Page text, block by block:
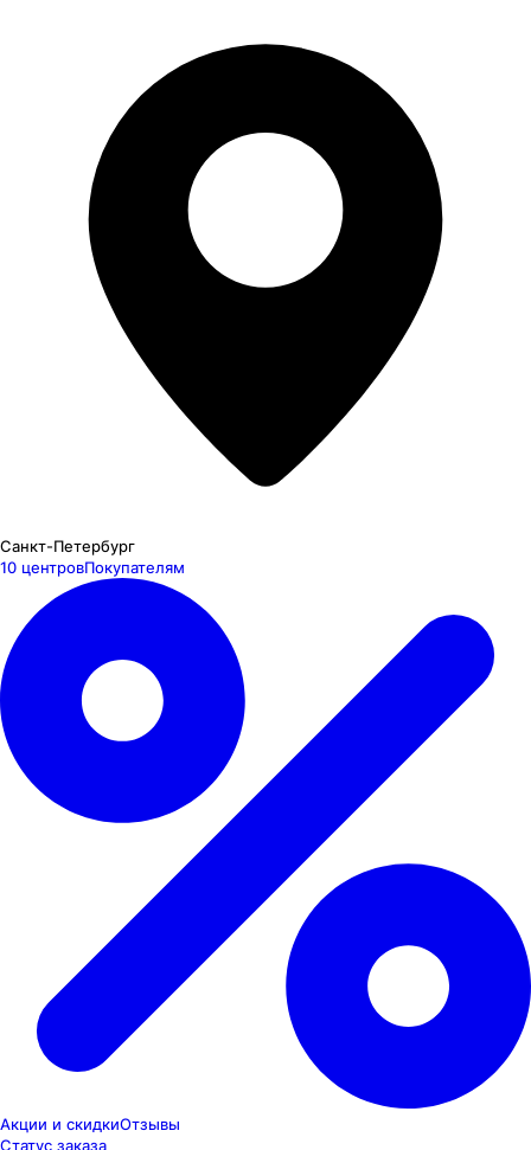
Санкт-Петербург
10 центровПокупателям
Акции и скидкиОтзывы
Статус заказа